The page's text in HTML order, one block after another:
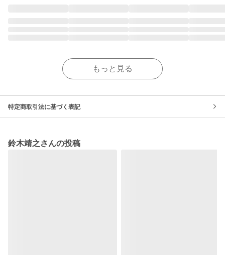
もっと見る
特定商取引法に基づく表記
鈴木靖之さんの投稿